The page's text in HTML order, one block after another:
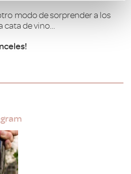
modo de sorprender a los
de vino…